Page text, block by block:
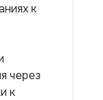
к
через
к